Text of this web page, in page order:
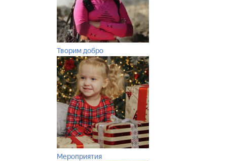
Творим добро
Мероприятия